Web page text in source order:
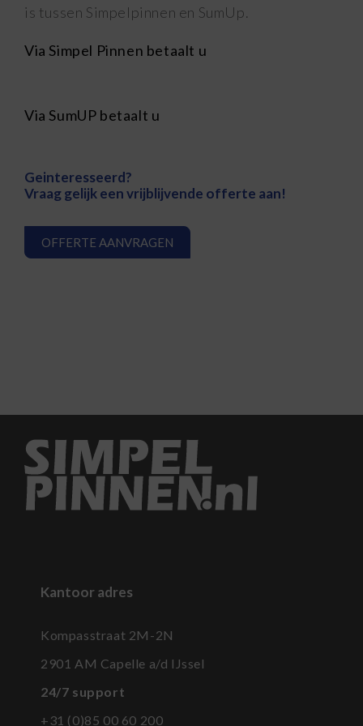
is tussen Simpelpinnen en SumUp.
Via Simpel Pinnen betaalt u
Via SumUP betaalt u
Geinteresseerd?
Vraag gelijk een vrijblijvende offerte aan!
OFFERTE AANVRAGEN
Kantoor adres
Kompasstraat 2M-2N
2901 AM Capelle a/d IJssel
24/7 support
+31 (0)85 00 60 200